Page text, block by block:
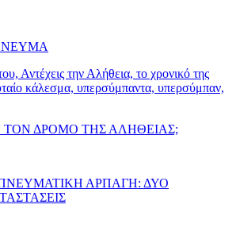
ΤΟΝ ΔΡΟΜΟ ΤΗΣ ΑΛΗΘΕΙΑΣ;
ΑΡΠΑΓΗ: ΔΥΟ